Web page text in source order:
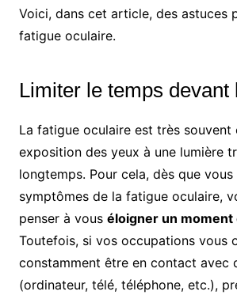
Voici, dans cet article, des astuces
fatigue oculaire.
Limiter le temps devant
La fatigue oculaire est très souvent
exposition des yeux à une lumière
longtemps. Pour cela, dès que
symptômes de la fatigue oculaire,
penser à vous éloigner un moment
Toutefois, si vos occupations vous
constamment être en contact avec
(ordinateur, télé, téléphone, etc.),